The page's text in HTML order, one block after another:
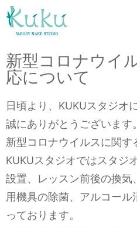
新型コロナウイ
応について
日頃より、KUKUスタジオ
誠にありがとうございます。
新型コロナウイルスに関す
KUKUスタジオではスタジ
設置、レッスン前後の換気
用機具の除菌、アルコー
っております。